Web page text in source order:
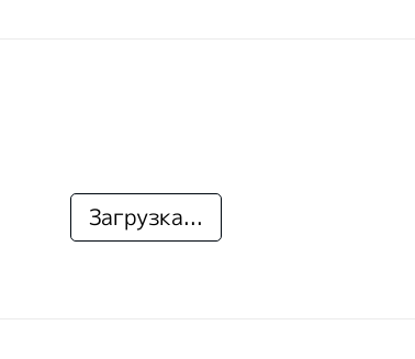
Загрузка...